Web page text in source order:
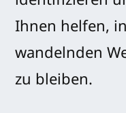
Ihnen helfen,
wandelnden
zu bleiben.